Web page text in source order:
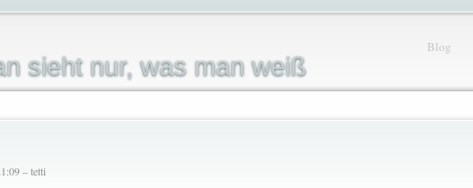
sieht nur, was man weiß
Blog
– tetti